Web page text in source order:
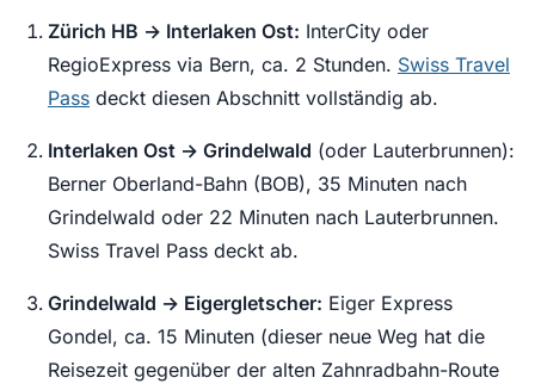
Zürich HB → Interlaken Ost: InterCity oder
RegioExpress via Bern, ca. 2 Stunden. Swiss Travel
Pass deckt diesen Abschnitt vollständig ab.
Interlaken Ost → Grindelwald (oder Lauterbrunnen):
Berner Oberland-Bahn (BOB), 35 Minuten nach
Grindelwald oder 22 Minuten nach Lauterbrunnen.
Swiss Travel Pass deckt ab.
Grindelwald → Eigergletscher: Eiger Express
Gondel, ca. 15 Minuten (dieser neue Weg hat die
Reisezeit gegenüber der alten Zahnradbahn-Route